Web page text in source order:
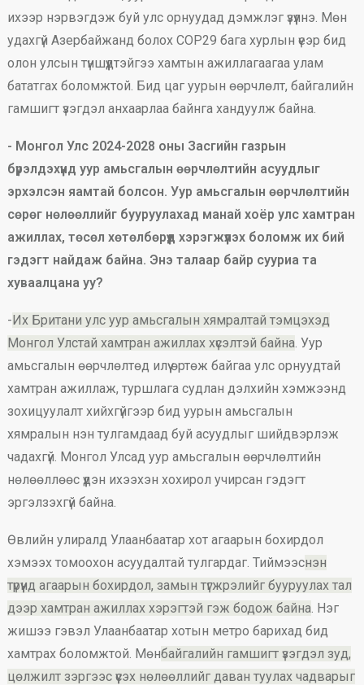
ихээр нэрвэгдэж буй улс орнуудад дэмжлэг үзүүлнэ. Мөн
удахгүй Азербайжанд болох COP29 бага хурлын үеэр бид
олон улсын түншүүдтэйгээ хамтын ажиллагаагаа улам
бататгах боломжтой. Бид цаг уурын өөрчлөлт, байгалийн
гамшигт үзэгдэл анхаарлаа байнга хандуулж байна.
- Монгол Улс 2024-2028 оны Засгийн газрын
бүрэлдэхүүнд уур амьсгалын өөрчлөлтийн асуудлыг
эрхэлсэн яамтай болсон. Уур амьсгалын өөрчлөлтийн
сөрөг нөлөөллийг бууруулахад манай хоёр улс хамтран
ажиллах, төсөл хөтөлбөрүүд хэрэгжүүлэх боломж их бий
гэдэгт найдаж байна. Энэ талаар байр сууриа та
хуваалцана уу?
-Их Британи улс уур амьсгалын хямралтай тэмцэхэд
Монгол Улстай хамтран ажиллах хүсэлтэй байна . Уур
амьсгалын өөрчлөлтөд илүү өртөж байгаа улс орнуудтай
хамтран ажиллаж, туршлага судлан дэлхийн хэмжээнд
зохицуулалт хийхгүйгээр бид уурын амьсгалын
хямралын нэн тулгамдаад буй асуудлыг шийдвэрлэж
чадахгүй. Монгол Улсад уур амьсгалын өөрчлөлтийн
нөлөөллөөс үүдэн ихээхэн хохирол учирсан гэдэгт
эргэлзэхгүй байна.
Өвлийн улиралд Улаанбаатар хот агаарын бохирдол
хэмээх томоохон асуудалтай тулгардаг. Тиймээснэн
түрүүнд агаарын бохирдол, замын түгжрэлийг бууруулах тал
дээр хамтран ажиллах хэрэгтэй гэж бодож байна . Нэг
жишээ гэвэл Улаанбаатар хотын метро барихад бид
хамтрах боломжтой. Мөнбайгалийн гамшигт үзэгдэл зуд,
цөлжилт зэргээс үүсэх нөлөөллийг даван туулах чадварыг